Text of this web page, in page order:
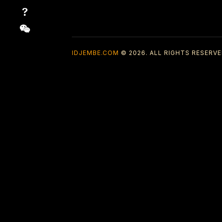
IDJEMBE.COM © 2026. ALL RIGHTS